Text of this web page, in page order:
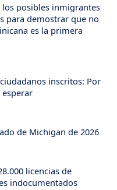
posibles inmigrantes
para demostrar que no
es la primera
inscritos: Por
esperar
de Michigan de 2026
licencias de
indocumentados